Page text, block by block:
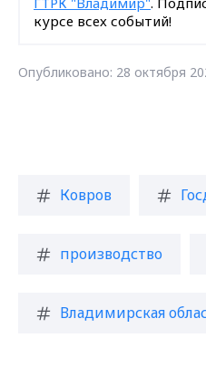
курсе всех событий!
Опубликовано: 28 октября
Ковров
производство
Владимирская